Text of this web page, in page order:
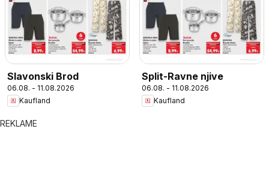
Slavonski Brod
06.08. - 11.08.2026
Kaufland
Split-Ravne njive
06.08. - 11.08.2026
Kaufland
REKLAME